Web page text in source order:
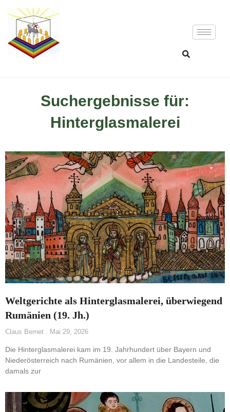
Suchergebnisse für:
Hinterglasmalerei
Weltgerichte als Hinterglasmalerei, überwiegend
Rumänien (19. Jh.)
Claus Bernet Mai 29, 2026
Die Hinterglasmalerei kam im 19. Jahrhundert über Bayern und
Niederösterreich nach Rumänien, vor allem in die Landesteile, die
damals zur